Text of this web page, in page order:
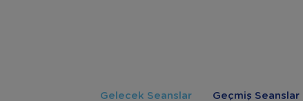
Gelecek Seanslar Geçmiş Seanslar